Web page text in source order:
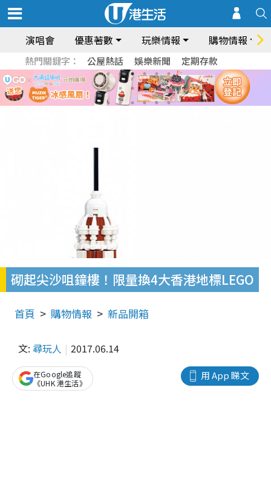
演唱會 優惠著數 玩樂情報 購物情報
熱門關鍵字： 公屋熱話 娛樂新聞 定期存款
砌起尖沙咀鐘樓！限量換4大香港地標LEGO
首頁 購物情報 新品開箱
文: 尋玩人 2017.06.14
用 App 睇文
在Google追蹤
《UHK 港生活》